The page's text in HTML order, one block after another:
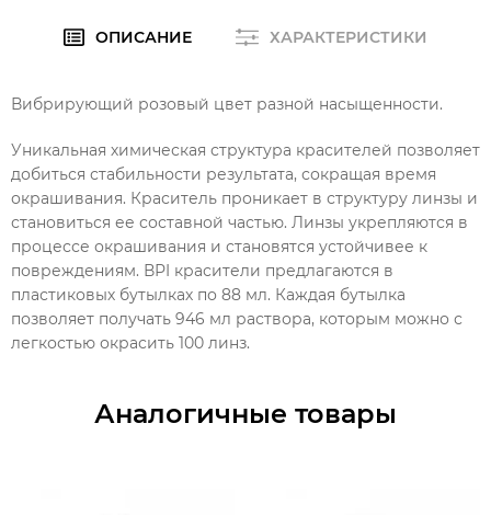
ОПИСАНИЕ ХАРАКТЕРИСТИКИ
Вибрирующий розовый цвет разной насыщенности.
Уникальная химическая структура красителей позволяет
добиться стабильности результата, сокращая время
окрашивания. Краситель проникает в структуру линзы и
становиться ее составной частью. Линзы укрепляются в
процессе окрашивания и становятся устойчивее к
повреждениям. ВРI красители предлагаются в
пластиковых бутылках по 88 мл. Каждая бутылка
позволяет получать 946 мл раствора, которым можно с
легкостью окрасить 100 линз.
Аналогичные товары